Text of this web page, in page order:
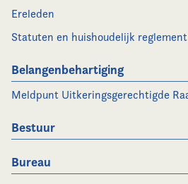
Ereleden
Statuten en huishoudelijk reglement
Belangenbehartiging
Meldpunt Uitkeringsgerechtigde
Bestuur
Bureau